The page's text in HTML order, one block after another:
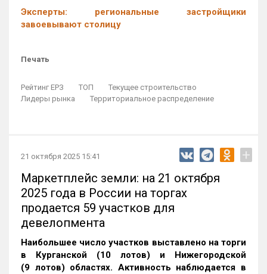
Эксперты: региональные застройщики
завоевывают столицу
Печать
Рейтинг ЕРЗ ТОП
Текущее строительство
Лидеры рынка
Территориальное распределение
21 октября 2025 15:41 +
Маркетплейс земли: на 21 октября
2025 года в России на торгах
продается 59 участков для
девелопмента
Наибольшее число участков выставлено на торги
в Курганской (10 лотов) и Нижегородской
(9 лотов) областях. Активность наблюдается в